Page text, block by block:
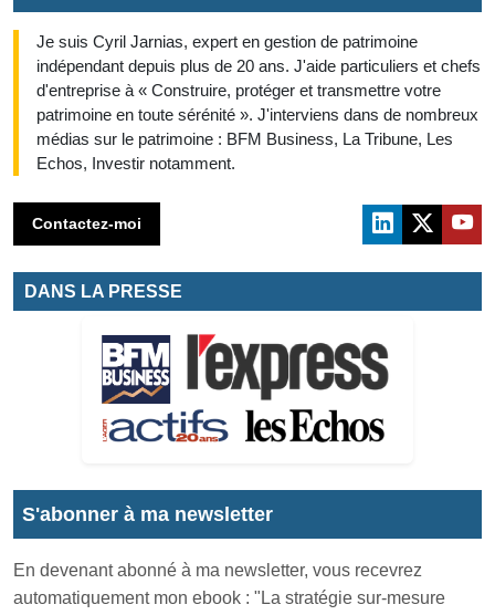
Je suis Cyril Jarnias, expert en gestion de patrimoine
indépendant depuis plus de 20 ans. J'aide particuliers et chefs
d'entreprise à « Construire, protéger et transmettre votre
patrimoine en toute sérénité ». J'interviens dans de nombreux
médias sur le patrimoine : BFM Business, La Tribune, Les
Echos, Investir notamment.
Contactez-moi
DANS LA PRESSE
S'abonner à ma newsletter
En devenant abonné à ma newsletter, vous recevrez
automatiquement mon ebook : "La stratégie sur-mesure